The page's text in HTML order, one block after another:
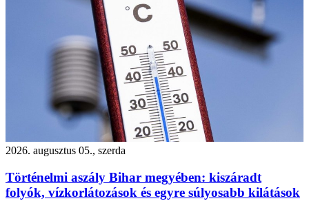
2026. augusztus 05., szerda
Történelmi aszály Bihar megyében: kiszáradt
folyók, vízkorlátozások és egyre súlyosabb kilátások